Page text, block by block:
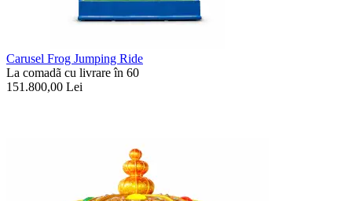
Carusel Frog Jumping Ride
La comadã cu livrare în 60
151.800,00 Lei